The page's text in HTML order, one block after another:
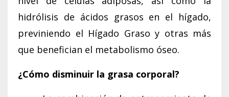
hidrólisis de ácidos grasos en el hígado,
previniendo el Hígado Graso y otras más
que benefician el metabolismo óseo.
¿Cómo disminuir la grasa corporal?